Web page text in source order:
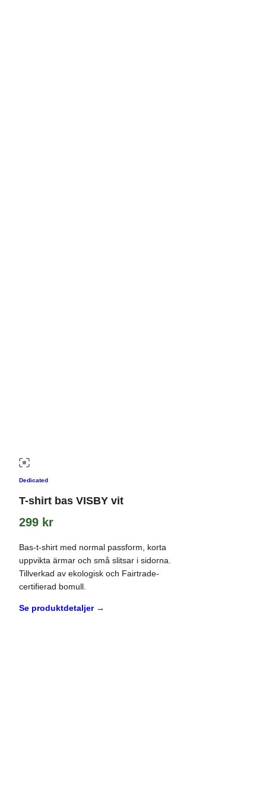
Dedicated
T-shirt bas VISBY vit
299 kr
Bas-t-shirt med normal passform, korta
uppvikta ärmar och små slitsar i sidorna.
Tillverkad av ekologisk och Fairtrade-
certifierad bomull.
Se produktdetaljer →